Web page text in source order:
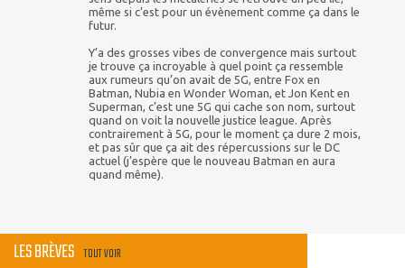
même si c’est pour un évènement comme ça dans le
futur.
Y’a des grosses vibes de convergence mais surtout
je trouve ça incroyable à quel point ça ressemble
aux rumeurs qu’on avait de 5G, entre Fox en
Batman, Nubia en Wonder Woman, et Jon Kent en
Superman, c’est une 5G qui cache son nom, surtout
quand on voit la nouvelle justice league. Après
contrairement à 5G, pour le moment ça dure 2 mois,
et pas sûr que ça ait des répercussions sur le DC
actuel (j’espère que le nouveau Batman en aura
quand même).
LES BRÈVES TOUT VOIR